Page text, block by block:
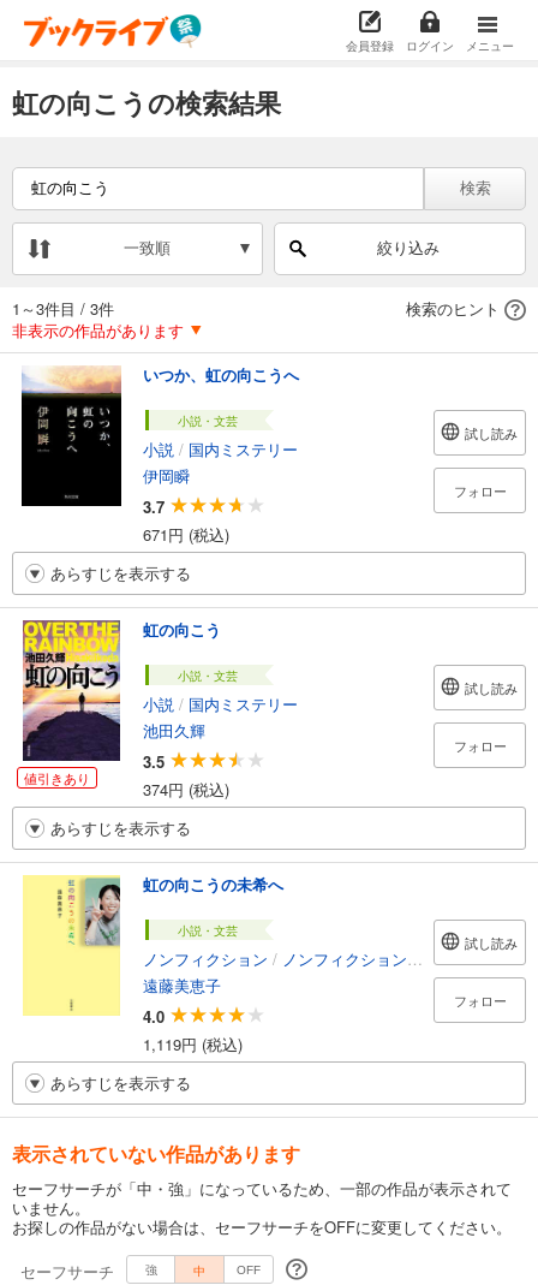
会員登録 ログイン メニュー
虹の向こうの検索結果
検索
一致順 絞り込み
1～3件目 / 3件
検索のヒント
非表示の作品があります
いつか、虹の向こうへ
小説・文芸
小説 / 国内ミステリー
伊岡瞬
3.7
671円 (税込)
試し読み
フォロー
あらすじを表示する
値引きあり
虹の向こう
小説・文芸
小説 / 国内ミステリー
池田久輝
3.5
374円 (税込)
試し読み
フォロー
あらすじを表示する
虹の向こうの未希へ
小説・文芸
ノンフィクション / ノンフィクション・ドキュメンタリー
遠藤美恵子
4.0
1,119円 (税込)
試し読み
フォロー
あらすじを表示する
表示されていない作品があります
セーフサーチが「中・強」になっているため、一部の作品が表示されて
いません。
お探しの作品がない場合は、セーフサーチをOFFに変更してください。
セーフサーチ
強 中 OFF